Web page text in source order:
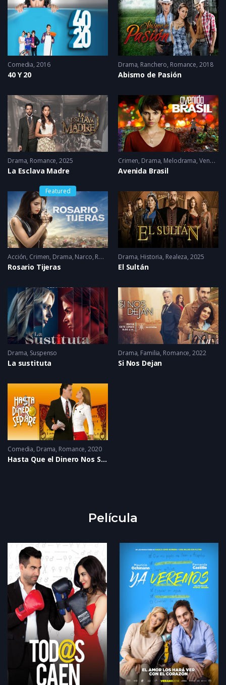
Comedia 2016
40 Y 20
Drama, Ranchero, Romance 2018
Abismo de Pasión
Drama, Romance 2025
La Esclava Madre
Crimen, Drama, Melodrama, Venganza
Avenida Brasil
Featured
Acción, Crimen, Drama, Narco, Romance 2023
Rosario Tijeras
Drama, Historia, Realeza 2025
El Sultán
Drama, Suspenso
La sustituta
Drama, Familia, Romance 2022
Si Nos Dejan
Comedia, Drama, Romance 2020
Hasta Que el Dinero Nos Separe
Película